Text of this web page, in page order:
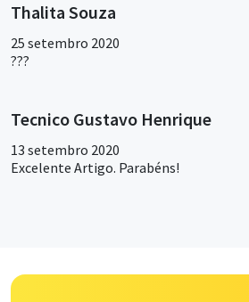
Thalita Souza
25 setembro 2020
???
Tecnico Gustavo Henrique
13 setembro 2020
Excelente Artigo. Parabéns!